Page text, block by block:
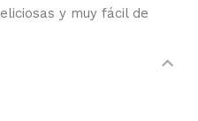
y muy fácil de